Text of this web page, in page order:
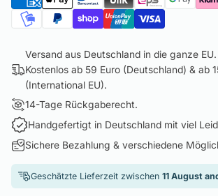
Versand aus Deutschland in die ganze EU.
Kostenlos ab 59 Euro (Deutschland) & ab
(International EU).
14-Tage Rückgaberecht.
Handgefertigt in Deutschland mit viel
Sichere Bezahlung & verschiedene
Geschätzte Lieferzeit zwischen 11 August